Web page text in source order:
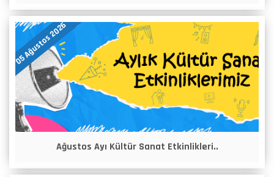
05 Ağustos 2026
Ağustos Ayı Kültür Sanat Etkinlikleri..